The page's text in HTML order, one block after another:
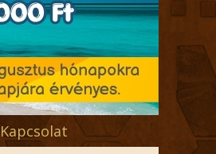
Kapcsolat